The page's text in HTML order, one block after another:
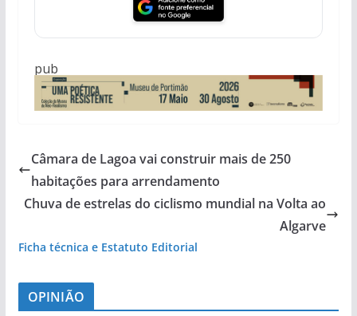
pub
Câmara de Lagoa vai construir mais de 250
habitações para arrendamento
Chuva de estrelas do ciclismo mundial na Volta ao
Algarve
Ficha técnica e Estatuto Editorial
OPINIÃO